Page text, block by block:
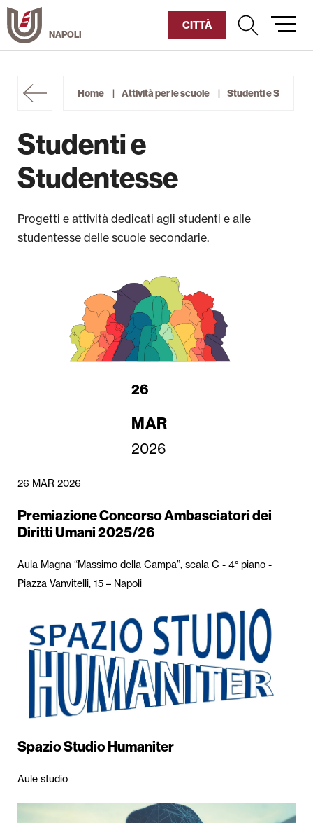
Vai
al
contenuto
CITTÀ
Home Attività per le scuole Studenti e
Studenti e
Studentesse
Progetti e attività dedicati agli studenti e alle
studentesse delle scuole secondarie.
26
MAR
2026
26 MAR 2026
Premiazione Concorso Ambasciatori dei
Diritti Umani 2025/26
Aula Magna “Massimo della Campa”, scala C - 4° piano -
Piazza Vanvitelli, 15 – Napoli
Spazio Studio Humaniter
Aule studio
Sostienici
Chi siamo
Corsi Humaniter
Attività per le scuole
Formazione